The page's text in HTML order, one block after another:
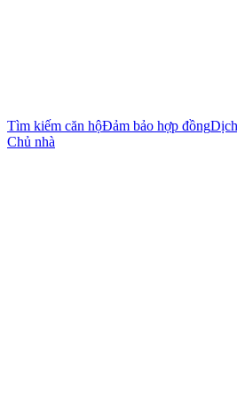
Tìm kiếm căn hộĐảm bảo hợp đồng
Chủ nhà